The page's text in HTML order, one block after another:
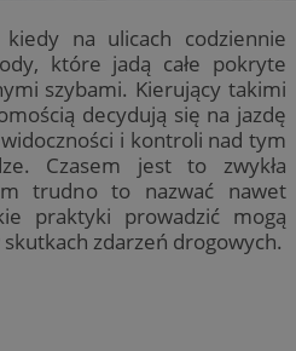
na ulicach codziennie
które jadą całe pokryte
szybami. Kierujący takimi
decydują się na jazdę
i kontroli nad tym
Czasem jest to zwykła
trudno to nazwać nawet
praktyki prowadzić mogą
zdarzeń drogowych.